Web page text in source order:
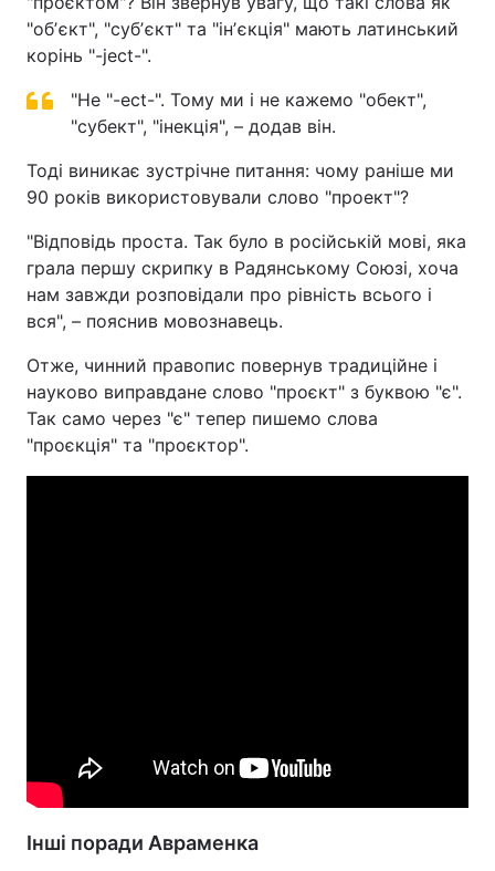
"обʼєкт", "субʼєкт" та "інʼєкція" мають латинський
корінь "-ject-".
"Не "-ect-". Тому ми і не кажемо "обект",
"субект", "інекція", – додав він.
Тоді виникає зустрічне питання: чому раніше ми
90 років використовували слово "проект"?
"Відповідь проста. Так було в російській мові, яка
грала першу скрипку в Радянському Союзі, хоча
нам завжди розповідали про рівність всього і
вся", – пояснив мовознавець.
Отже, чинний правопис повернув традиційне і
науково виправдане слово "проєкт" з буквою "є".
Так само через "є" тепер пишемо слова
"проєкція" та "проєктор".
Інші поради Авраменка